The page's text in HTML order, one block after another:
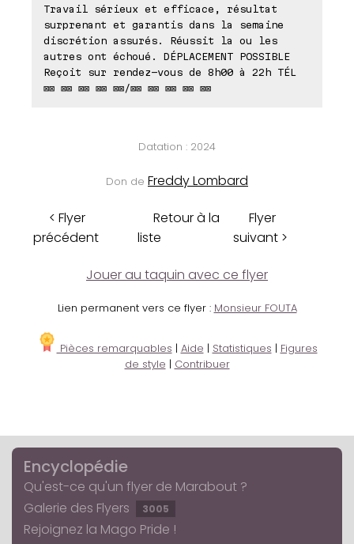
Travail sérieux et efficace, résultat
surprenant et garantis dans la semaine
discrétion assurés. Réussit la ou les
autres ont échoué. DÉPLACEMENT POSSIBLE
Reçoit sur rendez-vous de 8h00 à 22h TÉL
⊠⊠ ⊠⊠ ⊠⊠ ⊠⊠ ⊠⊠/⊠⊠ ⊠⊠ ⊠⊠ ⊠⊠ ⊠⊠
Datation : 2024
Don de Freddy Lombard
< Flyer
précédent
Retour à la
liste
Flyer
suivant >
Jouer au taquin avec ce flyer
Lien permanent vers ce flyer : Monsieur FOUTA
Pièces remarquables | Aide | Statistiques | Figures
de style | Contribuer
Encyclopédie
Qu'est-ce qu'un flyer de Marabout ?
Galerie des Flyers
3005
Rejoignez la Mago Pride !